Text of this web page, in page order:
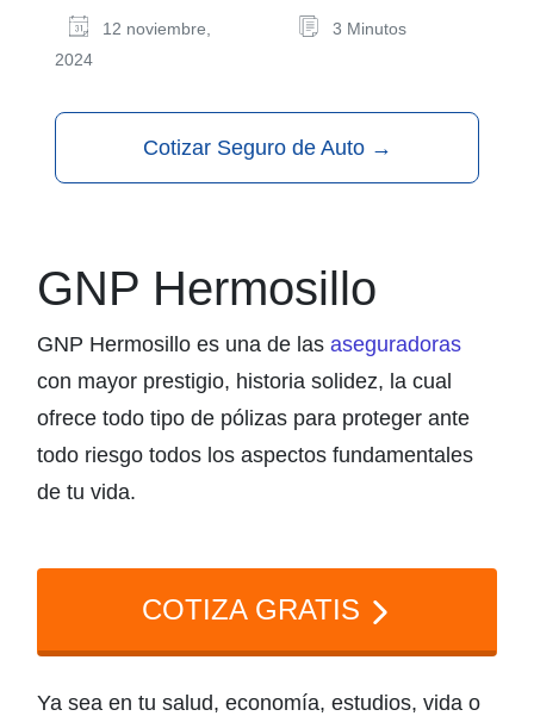
12 noviembre,
2024
3 Minutos
Cotizar Seguro de Auto →
GNP Hermosillo
GNP Hermosillo es una de las aseguradoras
con mayor prestigio, historia solidez, la cual
ofrece todo tipo de pólizas para proteger ante
todo riesgo todos los aspectos fundamentales
de tu vida.
COTIZA GRATIS
Ya sea en tu salud, economía, estudios, vida o